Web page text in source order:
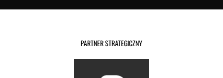
PARTNER STRATEGICZNY